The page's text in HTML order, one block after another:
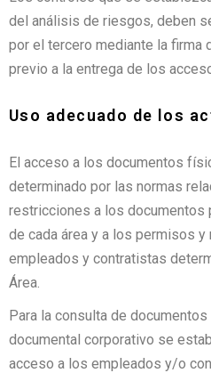
del análisis de riesgos, deben
por el tercero mediante la firma
previo a la entrega de los
Uso adecuado de los
El acceso a los documentos
determinado por las normas
restricciones a los documentos
de cada área y a los permisos
empleados y contratistas
Área.
Para la consulta de
documental corporativo se
acceso a los empleados y/o